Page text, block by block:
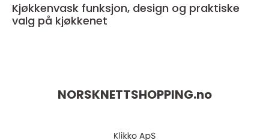
Kjøkkenvask funksjon, design og praktiske
valg på kjøkkenet
NORSKNETTSHOPPING.no